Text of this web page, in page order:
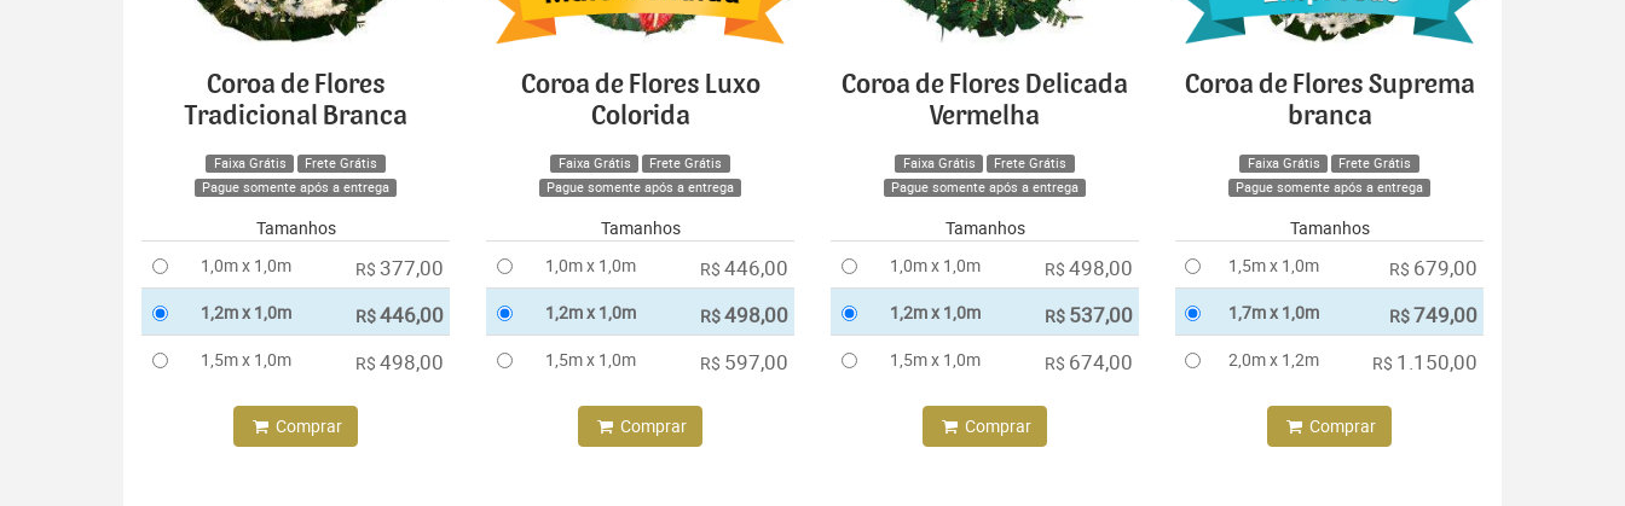
Coroa de Flores
Tradicional Branca
Faixa Grátis
Frete Grátis
Pague somente após a entrega
Tamanhos
1,0m x 1,0m
R$ 377,00
1,2m x 1,0m R$446,00
1,5m x 1,0m R$ 498,00
Comprar
Coroa de Flores Luxo
Colorida
Faixa Grátis
Frete Grátis
Pague somente após a entrega
Tamanhos
1,0m x 1,0m
R$ 446,00
1,2m x 1,0m R$498,00
1,5m x 1,0m R$ 597,00
Comprar
Coroa de Flores Delicada
Vermelha
Faixa Grátis
Frete Grátis
Pague somente após a entrega
Tamanhos
1,0m x 1,0m
R$ 498,00
1,2m x 1,0m R$ 537,00
1,5m x 1,0m R$ 674,00
Comprar
Coroa de Flores Suprema
branca
Faixa Grátis
Frete Grátis
Pague somente após a entrega
Tamanhos
1,5m x 1,0m
R$ 679,00
1,7m x 1,0m R$749,00
2,0m x 1,2m R$ 1.150,00
Comprar